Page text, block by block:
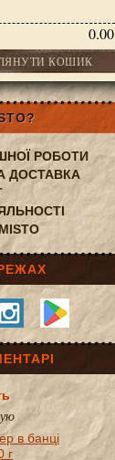
0.00
КОШИК
82g
РОБОТИ
ДОСТАВКА
в банці
г